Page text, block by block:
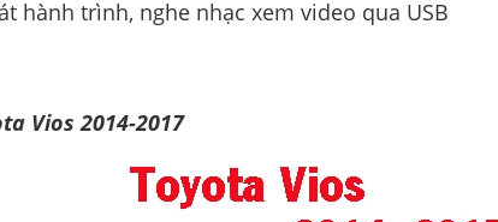
hành trình, nghe nhạc xem video qua USB
Vios 2014-2017